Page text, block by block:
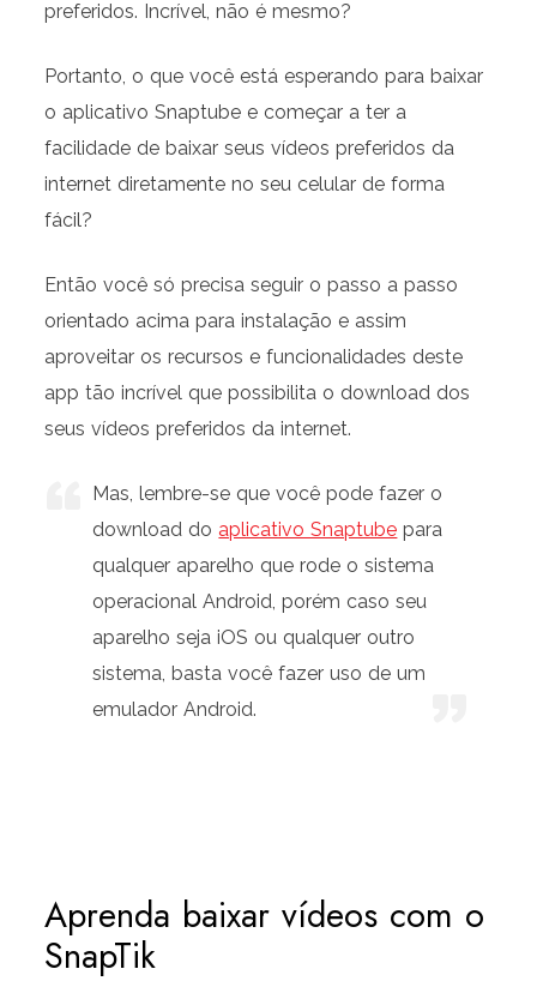
preferidos. Incrível, não é mesmo?
Portanto, o que você está esperando para baixar
o aplicativo Snaptube e começar a ter a
facilidade de baixar seus vídeos preferidos da
internet diretamente no seu celular de forma
fácil?
Então você só precisa seguir o passo a passo
orientado acima para instalação e assim
aproveitar os recursos e funcionalidades deste
app tão incrível que possibilita o download dos
seus vídeos preferidos da internet.
Mas, lembre-se que você pode fazer o
download doaplicativo Snaptube para
qualquer aparelho que rode o sistema
operacional Android, porém caso seu
aparelho seja iOS ou qualquer outro
sistema, basta você fazer uso de um
emulador Android.
Aprenda baixar vídeos com o
SnapTik